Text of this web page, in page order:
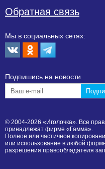
Обратная связь
Мы в социальных сетях:
Подпишиcь на новости
© 2004-2026 «Иголочка». Все
принадлежат фирме «Гамма».
Полное или частичное
или использование в любой
разрешения правообладателя